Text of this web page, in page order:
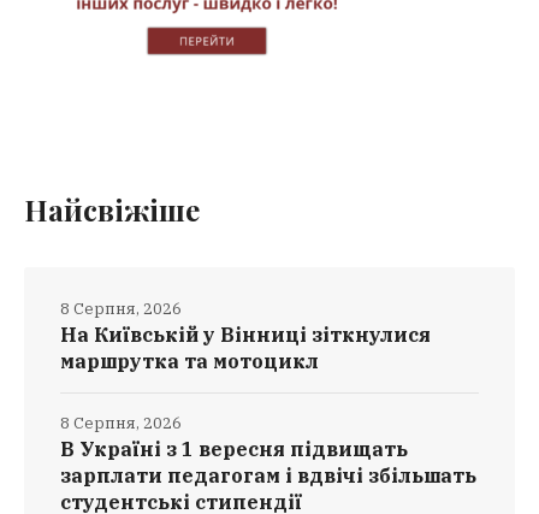
Найсвіжіше
На Київській у Вінниці зіткнулися
маршрутка та мотоцикл
8 Серпня, 2026
В Україні з 1 вересня підвищать
зарплати педагогам і вдвічі збільшать
студентські стипендії
8 Серпня, 2026